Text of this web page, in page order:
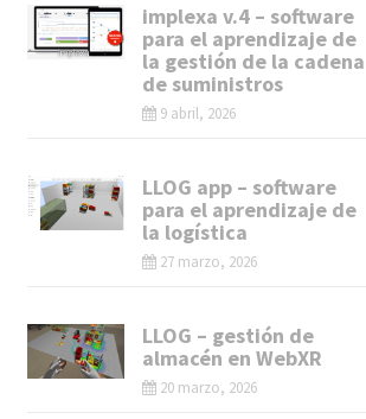
implexa v.4 – software
para el aprendizaje de
la gestión de la cadena
de suministros
9 abril, 2026
LLOG app – software
para el aprendizaje de
la logística
27 marzo, 2026
LLOG – gestión de
almacén en WebXR
20 marzo, 2026